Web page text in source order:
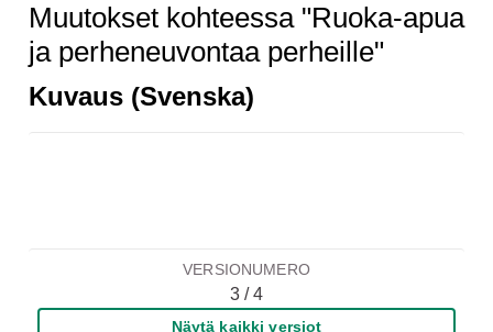
Muutokset kohteessa "Ruoka-apua
ja perheneuvontaa perheille"
Kuvaus (Svenska)
VERSIONUMERO
3 / 4
Näytä kaikki versiot